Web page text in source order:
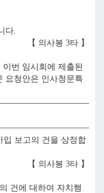
다.
【 의사봉 3타 】
번 임시회에 제출된
요청안은 인사청문특
입 보고의 건을 상정합
【 의사봉 3타 】
건에 대하여 자치행